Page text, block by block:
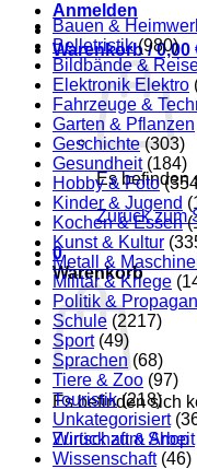
Anmelden
Warenkorb /0,00
Es befinden
Zurück zum
0
Warenkorb
Es befinden sich
Zurück zum Shop
Bauen &
Belletristik (980)
Bildbände &
Elektronik Elektro
Fahrzeuge &
Garten & Pflanzen
Geschichte (303)
Gesundheit (184)
Hobby & Foto
Kinder & Jugend
Kochen & Essen
Kunst & Kultur
Metall &
Militär & Kriege
Politik &
Schule (2217)
Sport (49)
Sprachen (68)
Tiere & Zoo (97)
Touristik (218)
Unkategorisiert
Wirtschaft & Arbeit
Wissenschaft (46)